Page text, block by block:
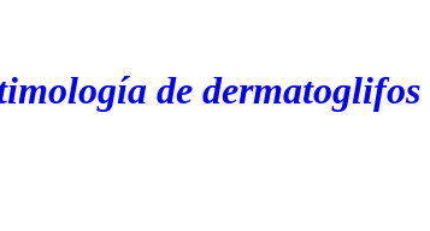
de dermatoglifos